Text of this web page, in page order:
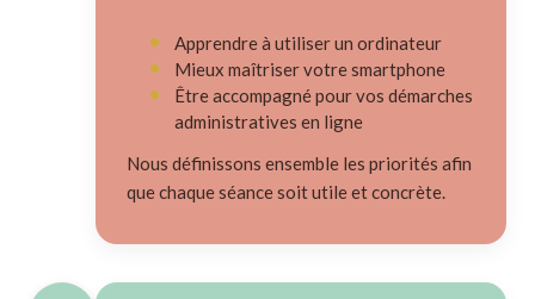
Apprendre à utiliser un ordinateur
Mieux maîtriser votre smartphone
Être accompagné pour vos démarches
administratives en ligne
Nous définissons ensemble les priorités afin
que chaque séance soit utile et concrète.